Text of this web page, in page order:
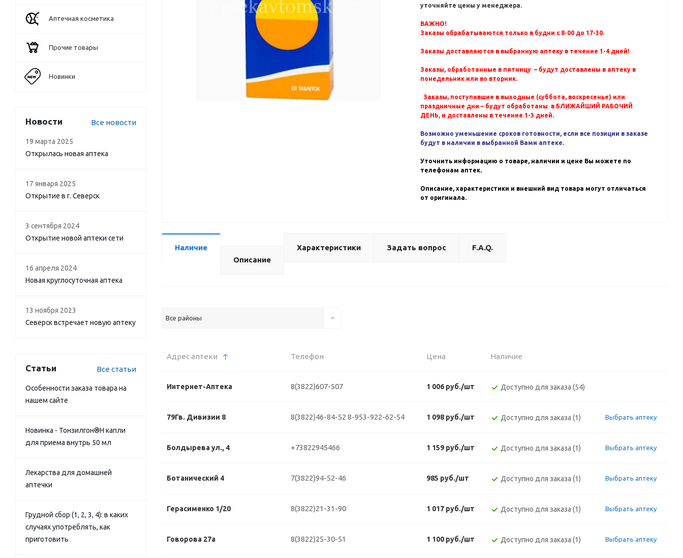
уточняйте цены у менеджера.
ВАЖНО!
Заказы обрабатываются только в будни с 8-00 до 17-30.
Заказы доставляются в выбранную аптеку в течение 1-4 дней!
Заказы, обработанные в пятницу – будут доставлены в аптеку в
понедельник или во вторник.
Заказы, поступившие в выходные (суббота, воскресенье) или
праздничные дни – будут обработаны в БЛИЖАЙШИЙ РАБОЧИЙ
ДЕНЬ, и доставлены в течение 1-3 дней.
Возможно уменьшение сроков готовности, если все позиции в заказе
будут в наличии в выбранной Вами аптеке.
Уточнить информацию о товаре, наличии и цене Вы можете по
телефонам аптек.
Описание, характеристики и внешний вид товара могут отличаться
от оригинала.
Наличие
Описание
Характеристики Задать вопрос F.A.Q.
Все районы
Адрес аптеки Телефон Цена Наличие
Интернет-Аптека 8(3822)607-507 1 006 руб./шт Доступно для заказа (54)
79Гв. Дивизии 8 8(3822)46-84-52 8-953-922-62-54 1 098 руб./шт Доступно для заказа (1) Выбрать аптеку
Болдырева ул., 4 +73822945466 1 159 руб./шт Доступно для заказа (1) Выбрать аптеку
Ботанический 4 7(3822)94-52-46 985 руб./шт Доступно для заказа (1) Выбрать аптеку
Герасименко 1/20 8(3822)21-31-90 1 017 руб./шт Доступно для заказа (1) Выбрать аптеку
Говорова 27а 8(3822)25-30-51 1 100 руб./шт Доступно для заказа (1) Выбрать аптеку
Аптечная косметика
Прочие товары
Новинки
Новости Все новости
19 марта 2025
Открылась новая аптека
17 января 2025
Открытие в г. Северск
3 сентября 2024
Открытие новой аптеки сети
16 апреля 2024
Новая круглосуточная аптека
13 ноября 2023
Северск встречает новую аптеку
Статьи Все статьи
Особенности заказа товара на
нашем сайте
Новинка - Тонзилгон®Н капли
для приема внутрь 50 мл
Лекарства для домашней
аптечки
Грудной сбор (1, 2, 3, 4): в каких
случаях употреблять, как
приготовить